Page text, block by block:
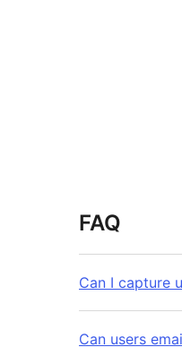
FAQ
Can I capture
Can users